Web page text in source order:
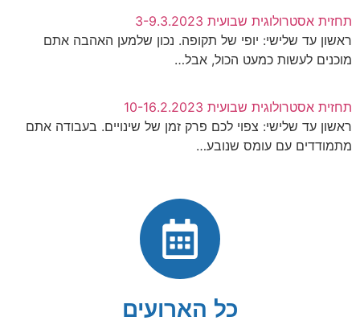
תחזית אסטרולוגית שבועית 3-9.3.2023
ראשון עד שלישי: יופי של תקופה. נכון שלמען האהבה אתם
מוכנים לעשות כמעט הכול, אבל…
תחזית אסטרולוגית שבועית 10-16.2.2023
ראשון עד שלישי: צפוי לכם פרק זמן של שינויים. בעבודה אתם
מתמודדים עם עומס שנובע…
כל הארועים